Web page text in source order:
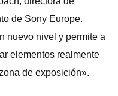
de Sony Europe.
nuevo nivel y permite a
elementos realmente
de exposición».